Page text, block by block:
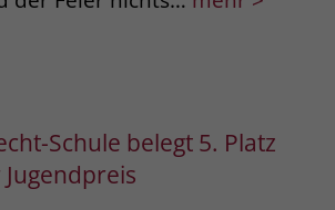
Schule belegt 5. Platz